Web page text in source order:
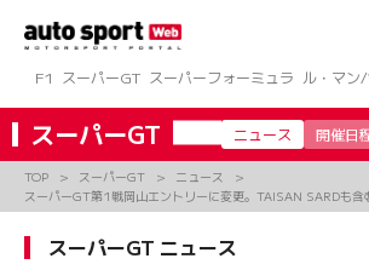
ツ
へ
ス
キ
プ
F1 スーパーGT スーパーフォーミュラ ル・マン
スーパーGT ニュース 開催日
TOP スーパーGT
ニュース
スーパーGT第1戦岡山エントリーに変更。TAISAN SARDも含
スーパーGT ニュース